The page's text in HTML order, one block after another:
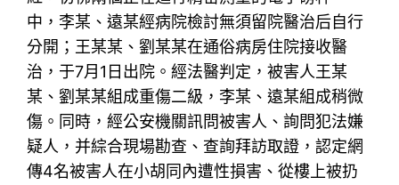
中，李某、遠某經病院檢討無須留院醫治后自行
分開；王某某、劉某某在通俗病房住院接收醫
治，于7月1日出院。經法醫判定，被害人王某
某、劉某某組成重傷二級，李某、遠某組成稍微
傷。同時，經公安機關訊問被害人、詢問犯法嫌
疑人，并綜合現場勘查、查詢拜訪取證，認定網
傳4名被害人在小胡同內遭性損害、從樓上被扔